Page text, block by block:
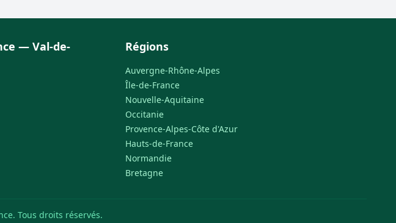
— Val-de-
Régions
Auvergne-Rhône-Alpes
Île-de-France
Nouvelle-Aquitaine
Occitanie
Provence-Alpes-Côte d'Azur
Hauts-de-France
Normandie
Bretagne
Tous droits réservés.